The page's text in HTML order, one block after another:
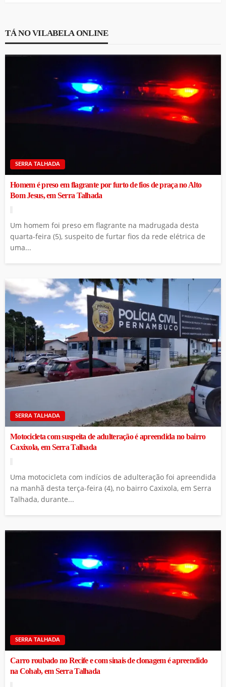
TÁ NO VILABELA ONLINE
SERRA TALHADA
Homem é preso em flagrante por furto de fios de praça no Alto
Bom Jesus, em Serra Talhada
Um homem foi preso em flagrante na madrugada desta
quarta-feira (5), suspeito de furtar fios da rede elétrica de
uma...
SERRA TALHADA
Motocicleta com suspeita de adulteração é apreendida no bairro
Caxixola, em Serra Talhada
Uma motocicleta com indícios de adulteração foi apreendida
na manhã desta terça-feira (4), no bairro Caxixola, em Serra
Talhada, durante...
SERRA TALHADA
Carro roubado no Recife e com sinais de clonagem é apreendido
na Cohab, em Serra Talhada